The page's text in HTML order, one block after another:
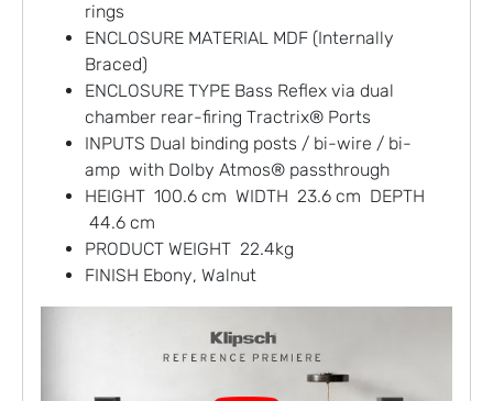
rings
ENCLOSURE MATERIAL MDF (Internally
Braced)
ENCLOSURE TYPE Bass Reflex via dual
chamber rear-firing Tractrix® Ports
INPUTS Dual binding posts / bi-wire / bi-
amp with Dolby Atmos® passthrough
HEIGHT 100.6 cm WIDTH 23.6 cm DEPTH
44.6 cm
PRODUCT WEIGHT 22.4kg
FINISH Ebony, Walnut